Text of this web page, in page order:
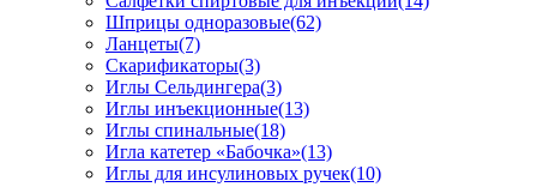
Шприцы одноразовые(62)
Ланцеты(7)
Скарификаторы(3)
Иглы Сельдингера(3)
Иглы инъекционные(13)
Иглы спинальные(18)
Игла катетер «Бабочка»(13)
Иглы для инсулиновых ручек(10)